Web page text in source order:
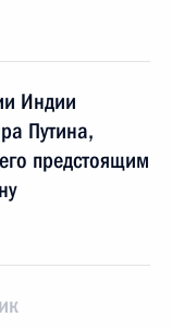
Индии
Путина,
предстоящим